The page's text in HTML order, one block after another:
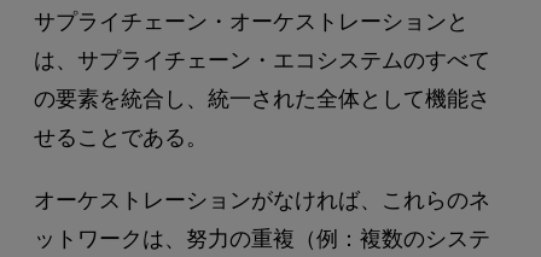
サプライチェーン・オーケストレーションと
は、サプライチェーン・エコシステムのすべて
の要素を統合し、統一された全体として機能さ
せることである。
オーケストレーションがなければ、これらのネ
ットワークは、努力の重複（例：複数のシステ